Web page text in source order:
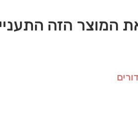
המוצר הזה